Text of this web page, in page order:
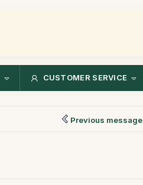
CUSTOMER SERVICE
Previous message